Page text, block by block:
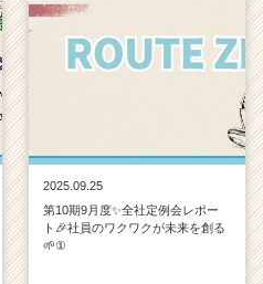
2025.09.25
第10期9月度✨全社定例会レポー
ト🎉社員のワクワクが未来を創る
🌱①